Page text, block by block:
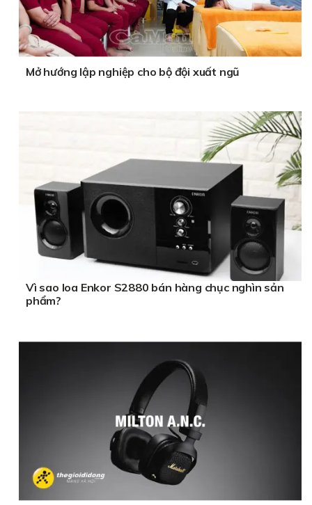
Mở hướng lập nghiệp cho bộ đội xuất ngũ
Vì sao loa Enkor S2880 bán hàng chục nghìn sản
phẩm?